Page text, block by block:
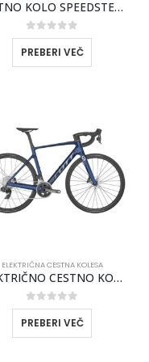
CESTNO KOLO SPEEDSTER GRAVEL 30 25 SCOTT
0out of 5
PREBERI VEČ
ELEKTRIČNA CESTNA KOLESA
ELEKTRIČNO CESTNO KOLO SCOTT ADDICT ERIDE 20 2023
0out of 5
PREBERI VEČ